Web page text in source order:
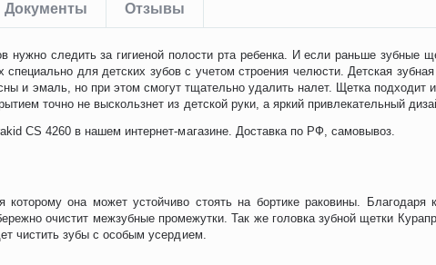
Документы Отзывы
нужно следить за гигиеной полости рта ребенка. И если раньше зубные
специально для детских зубов с учетом строения челюсти. Детская
и эмаль, но при этом смогут тщательно удалить налет. Щетка подходит
точно не выскользнет из детской руки, а яркий привлекательный
CS 4260 в нашем интернет-магазине. Доставка по РФ, самовывоз.
которому она может устойчиво стоять на бортике раковины.
очистит межзубные промежутки. Так же головка зубной щетки
чистить зубы с особым усердием.